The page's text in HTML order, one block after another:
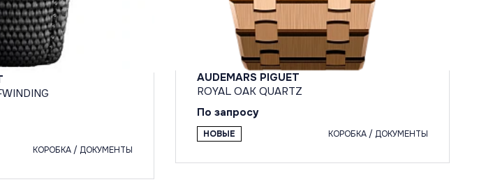
КОРОБКА / ДОКУМЕНТЫ
AUDEMARS PIGUET
ROYAL OAK QUARTZ
По запросу
НОВЫЕ КОРОБКА / ДОКУМЕНТЫ